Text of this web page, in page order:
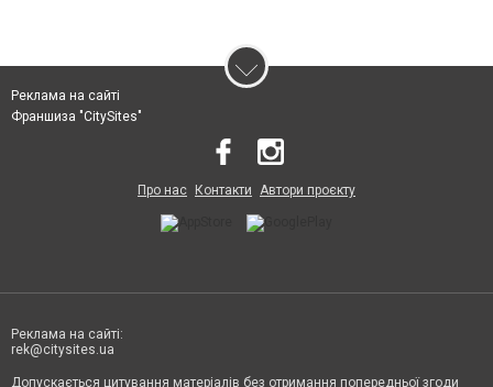
Реклама на сайті
Франшиза "CitySites"
Про нас Контакти Автори проєкту
Реклама на сайті:
rek@citysites.ua
Допускається цитування матеріалів без отримання попередньої згоди